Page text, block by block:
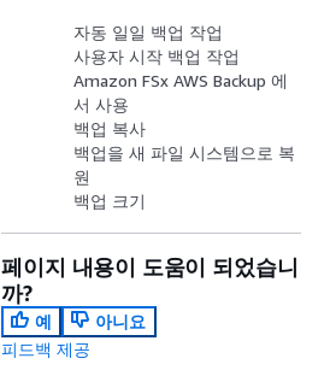
자동 일일 백업 작업
사용자 시작 백업 작업
Amazon FSx AWS Backup 에
서 사용
백업 복사
백업을 새 파일 시스템으로 복
원
백업 크기
페이지 내용이 도움이 되었습니
까?
예
아니요
피드백 제공